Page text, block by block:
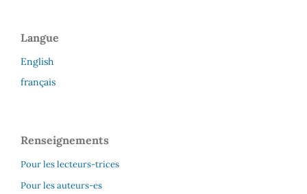
Langue
English
français
Renseignements
Pour les lecteurs-trices
Pour les auteurs-es